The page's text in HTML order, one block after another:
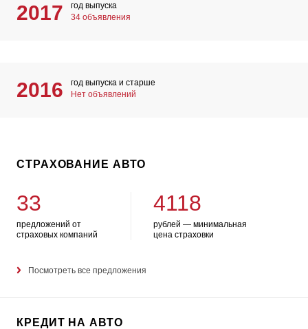
2017
год выпуска
34 объявления
2016
год выпуска и старше
Нет объявлений
СТРАХОВАНИЕ АВТО
33
предложений от
страховых компаний
4118
рублей — минимальная
цена страховки
Посмотреть все предложения
КРЕДИТ НА АВТО